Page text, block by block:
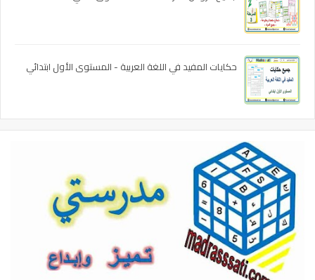
حكايات المفيد في اللغة العربية - المستوى الأول ابتدائي